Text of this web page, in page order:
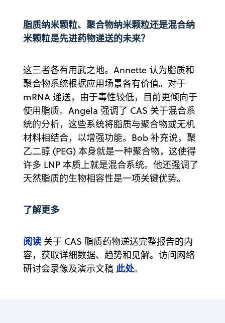
脂质纳米颗粒、聚合物纳米颗粒还是混合纳
米颗粒是先进药物递送的未来？
这三者各有用武之地。Annette 认为脂质和
聚合物系统根据应用场景各有价值。对于
mRNA 递送，由于毒性较低，目前更倾向于
使用脂质。Angela 强调了 CAS 关于混合系
统的分析，这些系统将脂质与聚合物或无机
材料相结合，以增强功能。Bob 补充说，聚
乙二醇 (PEG) 本身就是一种聚合物，这使得
许多 LNP 本质上就是混合系统。他还强调了
天然脂质的生物相容性是一项关键优势。
了解更多
阅读 关于 CAS 脂质药物递送完整报告的内
容，获取详细数据、趋势和见解。访问网络
研讨会录像及演示文稿 此处。